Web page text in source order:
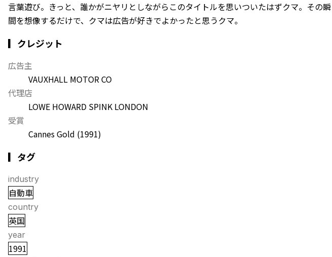
言葉遊び。きっと、誰かがニヤリとしながらこのタイトルを思いついたはずクマ。その瞬
間を想像するだけで、クマは広告が好きでよかったと思うクマ。
▎クレジット
広告主
VAUXHALL MOTOR CO
代理店
LOWE HOWARD SPINK LONDON
受賞
Cannes Gold (1991)
▎タグ
industry
自動車
country
英国
year
1991